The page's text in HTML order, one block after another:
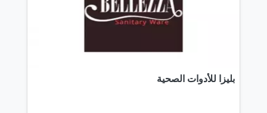
بليزا للأدوات الصحية